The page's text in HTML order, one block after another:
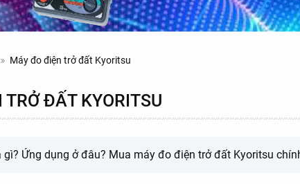
Máy đo điện trở đất Kyoritsu
ĐẤT KYORITSU
Ứng dụng ở đâu? Mua máy đo điện trở đất Kyoritsu